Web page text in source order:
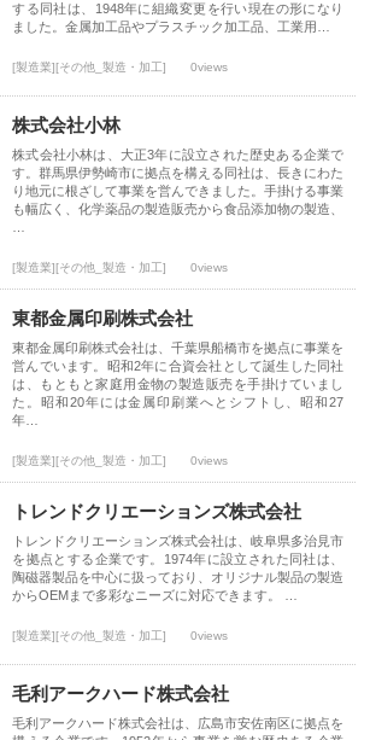
する同社は、1948年に組織変更を行い現在の形になり
ました。金属加工品やプラスチック加工品、工業用…
[製造業][その他_製造・加工] 0views
株式会社小林
株式会社小林は、大正3年に設立された歴史ある企業で
す。群馬県伊勢崎市に拠点を構える同社は、長きにわた
り地元に根ざして事業を営んできました。手掛ける事業
も幅広く、化学薬品の製造販売から食品添加物の製造、
[製造業][その他_製造・加工] 0views
東都金属印刷株式会社
東都金属印刷株式会社は、千葉県船橋市を拠点に事業を
営んでいます。昭和2年に合資会社として誕生した同社
は、もともと家庭用金物の製造販売を手掛けていまし
た。昭和20年には金属印刷業へとシフトし、昭和27
年…
[製造業][その他_製造・加工] 0views
トレンドクリエーションズ株式会社
トレンドクリエーションズ株式会社は、岐阜県多治見市
を拠点とする企業です。1974年に設立された同社は、
陶磁器製品を中心に扱っており、オリジナル製品の製造
からOEMまで多彩なニーズに対応できます。 …
[製造業][その他_製造・加工] 0views
毛利アークハード株式会社
毛利アークハード株式会社は、広島市安佐南区に拠点を